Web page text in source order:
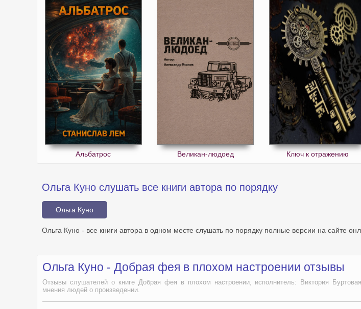
Альбатрос Великан-людоед Ключ к отражению
Ольга Куно слушать все книги автора по порядку
Ольга Куно
Ольга Куно - все книги автора в одном месте слушать по порядку полные версии на сайте
Ольга Куно - Добрая фея в плохом настроении отзывы
Отзывы слушателей о книге Добрая фея в плохом настроении, исполнитель: Виктория
мнения людей о произведении.